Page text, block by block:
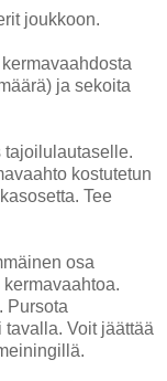
joukkoon.
ja sekoita
tajoilulautaselle.
kostutetun
Tee
osa
Pursota
Voit jäättää